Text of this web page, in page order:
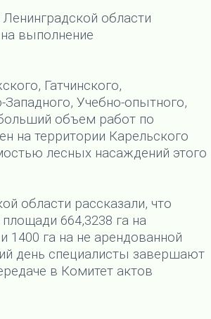
области
выполнение
Гатчинского,
Учебно-опытного,
объем работ по
на территории Карельского
лесных насаждений этого
области рассказали, что
664,3238 га на
1400 га на не арендованной
день специалисты завершают
в Комитет актов